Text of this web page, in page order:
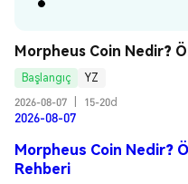
Morpheus Coin Nedir?
Başlangıç
YZ
2026-08-07
15-20d
2026-08-07
Morpheus Coin Nedir?
Rehberi